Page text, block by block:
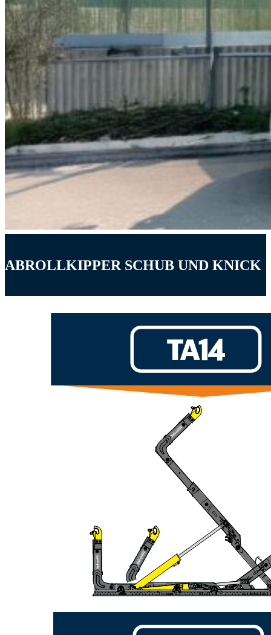
ABROLLKIPPER SCHUB UND KNICK